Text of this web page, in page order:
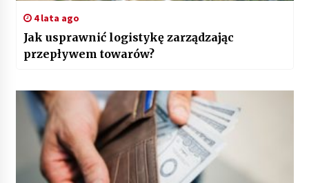
4 lata ago
Jak usprawnić logistykę zarządzając
przepływem towarów?